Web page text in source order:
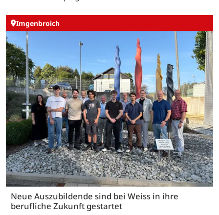
Imgenbroich
Neue Auszubildende sind bei Weiss in ihre
berufliche Zukunft gestartet